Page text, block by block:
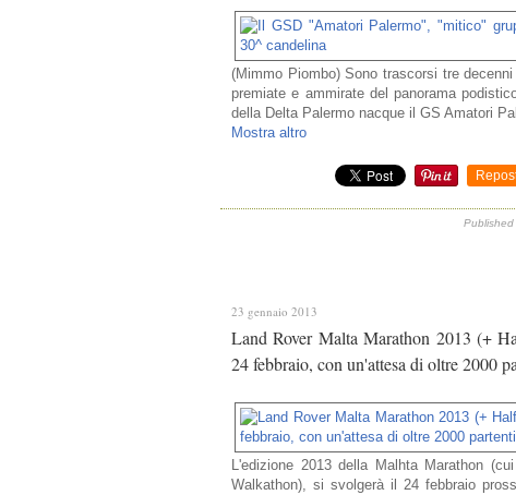
(Mimmo Piombo) Sono trascorsi tre
premiate e ammirate del panorama
della Delta Palermo nacque il GS Amatori
Mostra altro
Published
23 gennaio 2013
Land Rover Malta Marathon 2013 (+
24 febbraio, con un'attesa di oltre 2000
L'edizione 2013 della Malhta Marathon
Walkathon), si svolgerà il 24 febbraio